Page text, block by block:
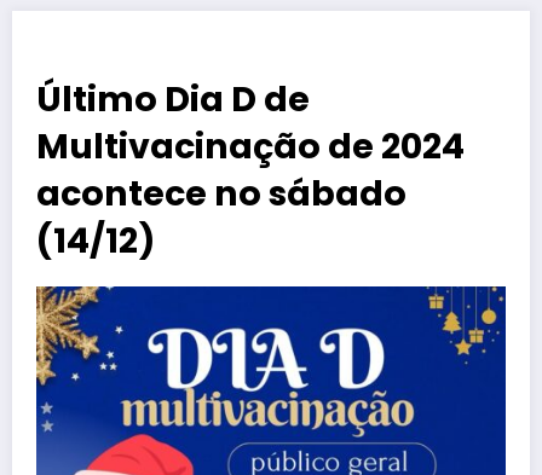
Último Dia D de
Multivacinação de 2024
acontece no sábado
(14/12)